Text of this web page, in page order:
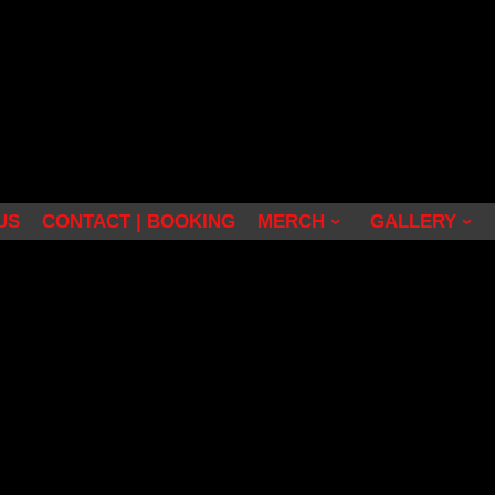
CONTACT | BOOKING MERCH GALLERY